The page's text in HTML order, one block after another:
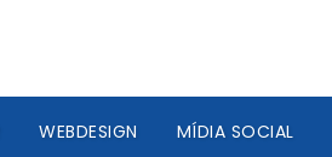
WEBDESIGN MÍDIA SOCIAL